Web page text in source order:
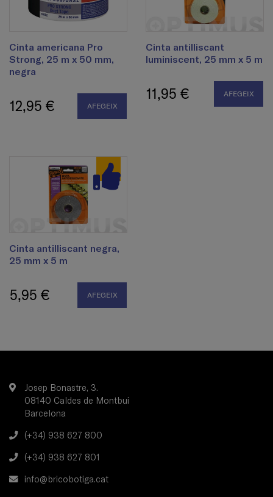
Cinta americana Pro
Strong, 25 m x 50 mm,
negra
12,95 € AFEGEIX
Cinta antilliscant
luminiscent, 25 mm x 5 m
11,95 € AFEGEIX
Cinta antilliscant negra,
25 mm x 5 m
5,95 € AFEGEIX
Josep Bonastre, 3.
08140 Caldes de Montbui
Barcelona
(+34) 938 627 800
(+34) 938 627 801
info@bricobotiga.cat